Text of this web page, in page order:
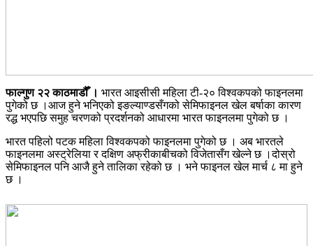
फाल्गुण २२ काठमाडौँ । भारत आइसीसी महिला टी-२० विश्वकपको फाइनलमा
पुगेको छ ।आज हुने भनिएको इङल्याण्डसँगको सेमिफाइनल खेल बर्षाका कारण
रद्ध भएपछि समुह चरणको प्रदर्शनको आधारमा भारत फाइनलमा पुगेको छ ।
भारत पहिलो पटक महिला विश्वकपको फाइनलमा पुगेको छ । अब भारतले
फाइनलमा अस्ट्रेलिया र दक्षिण अफ्रीकाबीचको विजेतासँग खेल्ने छ ।दोस्रो
सेमिफाइनल पनि आजै हुने तालिका रहेको छ । भने फाइनल खेल मार्च ८ मा हुने
छ ।